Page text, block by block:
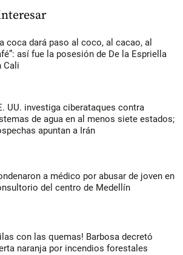
coca dará paso al coco, al cacao, al
así fue la posesión de De la Espriella
Cali
UU. investiga ciberataques contra
de agua en al menos siete estados;
apuntan a Irán
a médico por abusar de joven en
del centro de Medellín
con las quemas! Barbosa decretó
naranja por incendios forestales